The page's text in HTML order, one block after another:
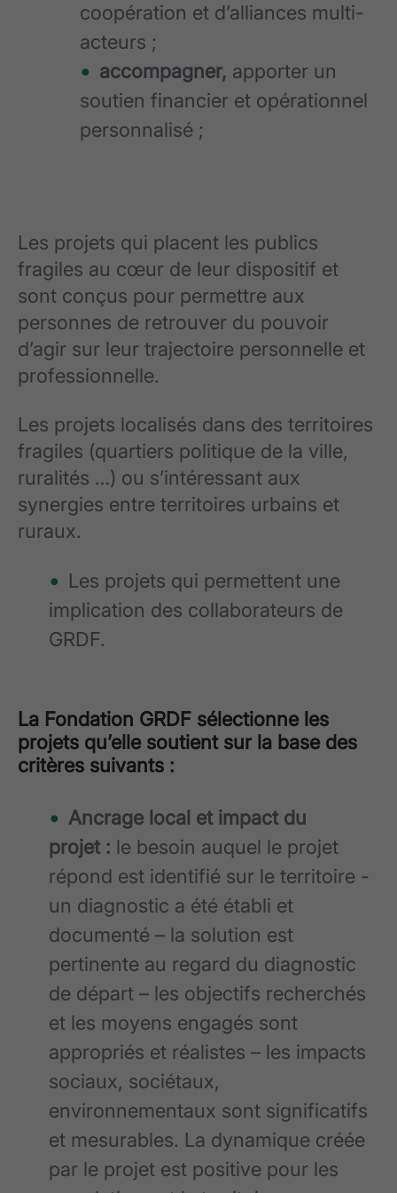
coopération et d’alliances multi-
acteurs ;
accompagner, apporter un
soutien financier et opérationnel
personnalisé ;
Les projets qui placent les publics
fragiles au cœur de leur dispositif et
sont conçus pour permettre aux
personnes de retrouver du pouvoir
d’agir sur leur trajectoire personnelle et
professionnelle.
Les projets localisés dans des territoires
fragiles (quartiers politique de la ville,
ruralités …) ou s’intéressant aux
synergies entre territoires urbains et
ruraux.
Les projets qui permettent une
implication des collaborateurs de
GRDF.
La Fondation GRDF sélectionne les
projets qu’elle soutient sur la base des
critères suivants :
Ancrage local et impact du
projet : le besoin auquel le projet
répond est identifié sur le territoire -
un diagnostic a été établi et
documenté – la solution est
pertinente au regard du diagnostic
de départ – les objectifs recherchés
et les moyens engagés sont
appropriés et réalistes – les impacts
sociaux, sociétaux,
environnementaux sont significatifs
et mesurables. La dynamique créée
par le projet est positive pour les